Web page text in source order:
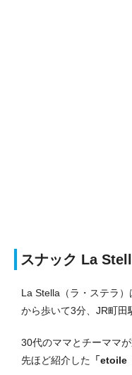
スナック La
La Stella（ラ・ステラ
から歩いて3分、JR町田
30代のママとチーママ
先ほど紹介した 「etoile